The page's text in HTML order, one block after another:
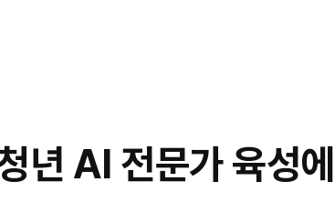
년 AI 전문가 육성